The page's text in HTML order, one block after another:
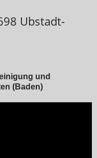
Ubstadt-
und
(Baden)